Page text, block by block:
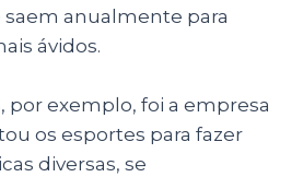
anualmente para
ávidos.
, por exemplo, foi a empresa
os esportes para fazer
diversas, se